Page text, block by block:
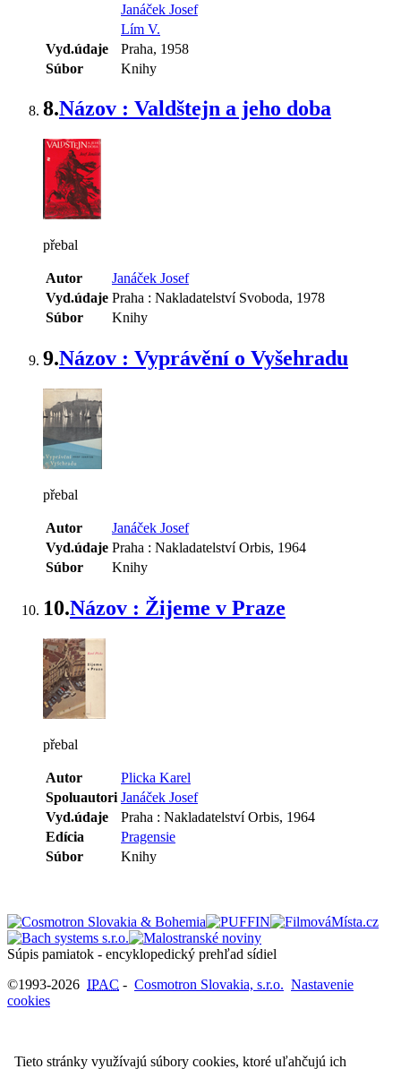
Janáček Josef
Lím V.
Vyd.údaje
Praha, 1958
Súbor
Knihy
8.Názov : Valdštejn a jeho doba
přebal
Autor
Janáček Josef
Vyd.údaje Praha : Nakladatelství Svoboda, 1978
Súbor
Knihy
9.Názov : Vyprávění o Vyšehradu
přebal
Autor
Janáček Josef
Vyd.údaje Praha : Nakladatelství Orbis, 1964
Súbor
Knihy
10.Názov : Žijeme v Praze
přebal
Autor
Plicka Karel
Spoluautori Janáček Josef
Vyd.údaje
Praha : Nakladatelství Orbis, 1964
Edícia
Pragensie
Súbor
Knihy
Súpis pamiatok - encyklopedický prehľad sídiel
©1993-2026 IPAC - Cosmotron Slovakia, s.r.o. Nastavenie
cookies
Tieto stránky využívajú súbory cookies, ktoré uľahčujú ich